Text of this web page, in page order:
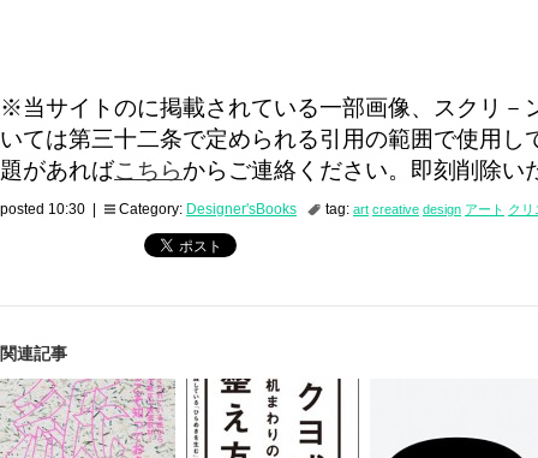
※当サイトのに掲載されている一部画像、スクリ－
いては第三十二条で定められる引用の範囲で使用し
題があればこちらからご連絡ください。即刻削除い
posted 10:30 | Category: Designer'sBooks tag: art creative design アート クリ
関連記事